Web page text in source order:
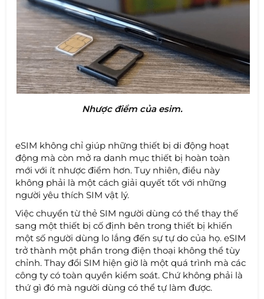
Nhược điểm của esim.
eSIM không chỉ giúp những thiết bị di động hoạt
động mà còn mở ra danh mục thiết bị hoàn toàn
mới với ít nhược điểm hơn. Tuy nhiên, điều này
không phải là một cách giải quyết tốt với những
người yêu thích SIM vật lý.
Việc chuyển từ thẻ SIM người dùng có thể thay thế
sang một thiết bị cố định bên trong thiết bị khiến
một số người dùng lo lắng đến sự tự do của họ. eSIM
trở thành một phần trong điện thoại không thể tùy
chỉnh. Thay đổi SIM hiện giờ là một quá trình mà các
công ty có toàn quyền kiểm soát. Chứ không phải là
thứ gì đó mà người dùng có thể tự làm được.